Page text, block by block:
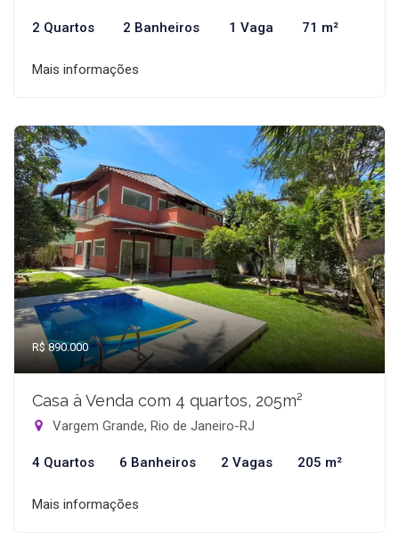
2 Quartos 2 Banheiros 1 Vaga 71 m²
Mais informações
R$ 890.000
Casa à Venda com 4 quartos, 205m²
Vargem Grande, Rio de Janeiro-RJ
4 Quartos 6 Banheiros 2 Vagas 205 m²
Mais informações